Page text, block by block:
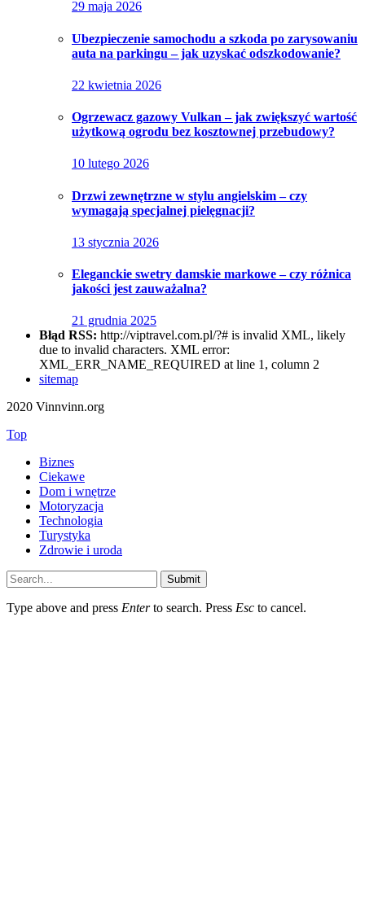
29 maja 2026
Ubezpieczenie samochodu a szkoda po zarysowaniu
auta na parkingu – jak uzyskać odszkodowanie?
22 kwietnia 2026
Ogrzewacz gazowy Vulkan – jak zwiększyć wartość
użytkową ogrodu bez kosztownej przebudowy?
10 lutego 2026
Drzwi zewnętrzne w stylu angielskim – czy
wymagają specjalnej pielęgnacji?
13 stycznia 2026
Eleganckie swetry damskie markowe – czy różnica
jakości jest zauważalna?
21 grudnia 2025
Błąd RSS: http://viptravel.com.pl/?# is invalid XML, likely
due to invalid characters. XML error:
XML_ERR_NAME_REQUIRED at line 1, column 2
sitemap
2020 Vinnvinn.org
Top
Biznes
Ciekawe
Dom i wnętrze
Motoryzacja
Technologia
Turystyka
Zdrowie i uroda
Submit
Type above and press Enterto search. Press Esc to cancel.